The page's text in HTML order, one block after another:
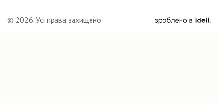
© 2026. Усі права захищено
зроблено